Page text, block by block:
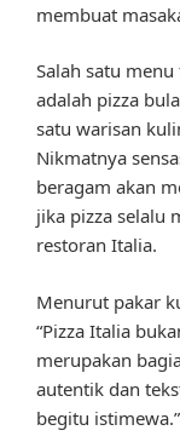
membuat
Salah satu
adalah pizza
satu warisan
Nikmatnya
beragam akan
jika pizza selalu
restoran Italia.
Menurut pakar
“Pizza Italia
merupakan
autentik dan
begitu istimewa.”